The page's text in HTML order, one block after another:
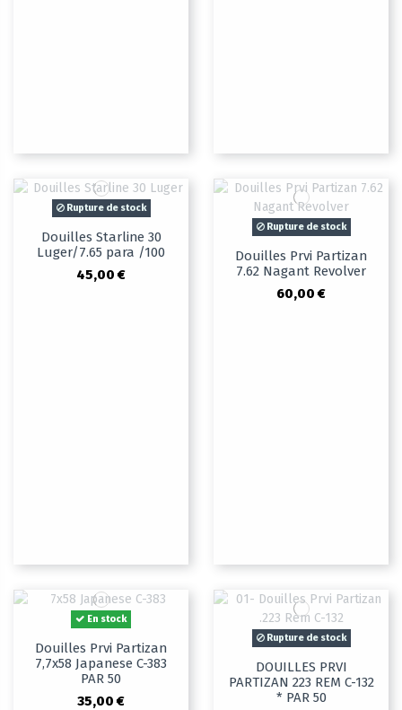
Rupture de stock
Douilles Starline 30
Luger/7.65 para /100
45,00 €
Rupture de stock
Douilles Prvi Partizan
7.62 Nagant Revolver
60,00 €
En stock
Douilles Prvi Partizan
7,7x58 Japanese C-383
PAR 50
35,00 €
Rupture de stock
DOUILLES PRVI
PARTIZAN 223 REM C-132
* PAR 50